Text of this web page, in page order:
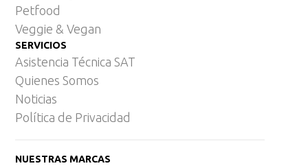
Petfood
Veggie & Vegan
SERVICIOS
Asistencia Técnica SAT
Quienes Somos
Noticias
Política de Privacidad
NUESTRAS MARCAS